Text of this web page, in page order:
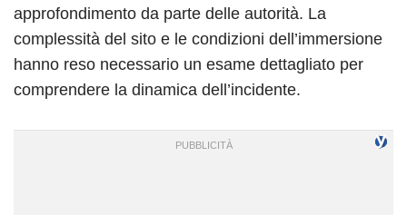
approfondimento da parte delle autorità. La
complessità del sito e le condizioni dell’immersione
hanno reso necessario un esame dettagliato per
comprendere la dinamica dell’incidente.